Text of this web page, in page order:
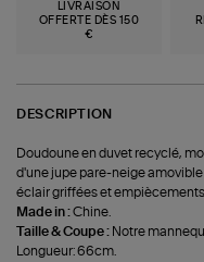
LIVRAISON
OFFERTE DÈS 150
€
DESCRIPTION
Doudoune en duvet recyclé,
d'une jupe pare-neige
éclair griffées et
Made in :Chine.
Taille & Coupe : Notre
Longueur: 66cm.